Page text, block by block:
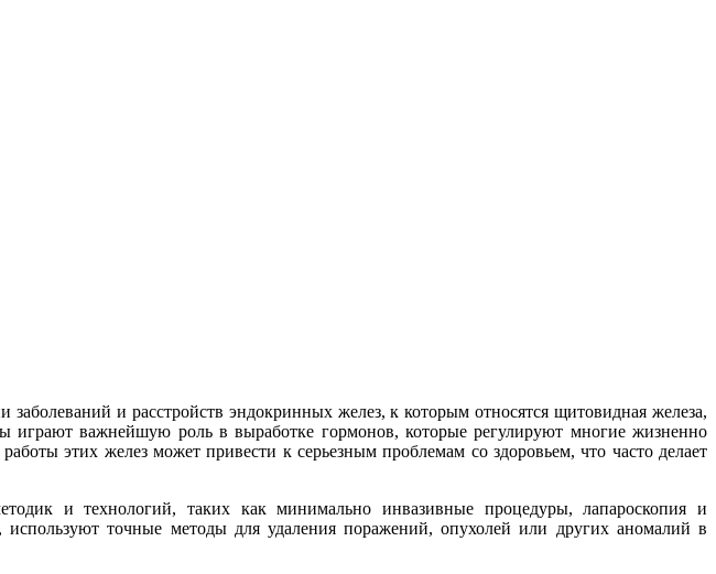
и расстройств эндокринных желез, к которым относятся щитовидная железа,
важнейшую роль в выработке гормонов, которые регулируют многие жизненно
этих желез может привести к серьезным проблемам со здоровьем, что часто делает
и технологий, таких как минимально инвазивные процедуры, лапароскопия и
точные методы для удаления поражений, опухолей или других аномалий в